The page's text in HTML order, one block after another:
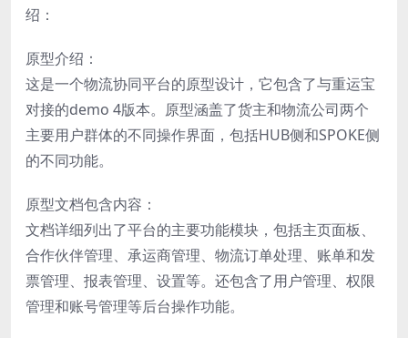
绍：
原型介绍：
这是一个物流协同平台的原型设计，它包含了与重运宝
对接的demo 4版本。原型涵盖了货主和物流公司两个
主要用户群体的不同操作界面，包括HUB侧和SPOKE侧
的不同功能。
原型文档包含内容：
文档详细列出了平台的主要功能模块，包括主页面板、
合作伙伴管理、承运商管理、物流订单处理、账单和发
票管理、报表管理、设置等。还包含了用户管理、权限
管理和账号管理等后台操作功能。